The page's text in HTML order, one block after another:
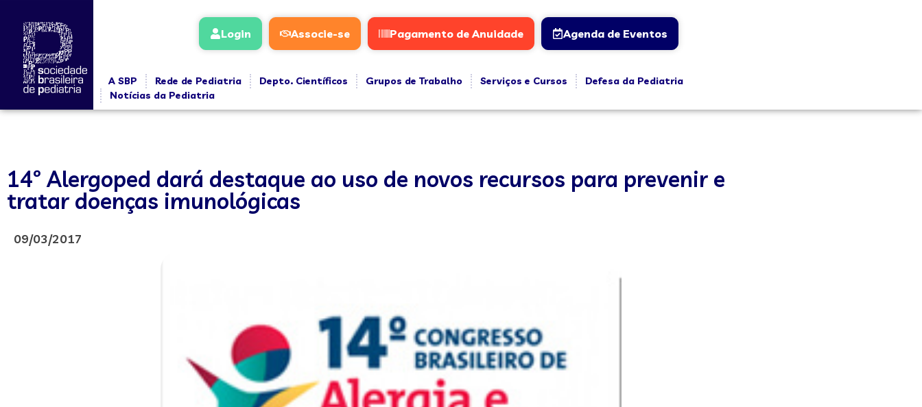
Login Associe-se Pagamento de Anuidade Agenda de Eventos
A SBP Rede de Pediatria Depto. Científicos Grupos de Trabalho Serviços e Cursos
Defesa da Pediatria
Notícias da Pediatria
14º Alergoped dará destaque ao uso de novos recursos para prevenir e
tratar doenças imunológicas
09/03/2017